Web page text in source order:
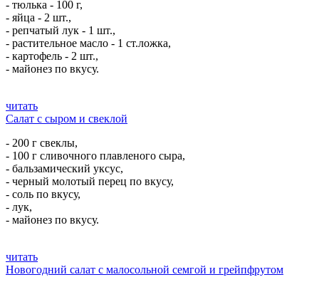
- тюлька - 100 г,
- яйца - 2 шт.,
- репчатый лук - 1 шт.,
- растительное масло - 1 ст.ложка,
- картофель - 2 шт.,
- майонез по вкусу.
читать
Салат с сыром и свеклой
- 200 г свеклы,
- 100 г сливочного плавленого сыра,
- бальзамический уксус,
- черный молотый перец по вкусу,
- соль по вкусу,
- лук,
- майонез по вкусу.
читать
Новогодний салат с малосольной семгой и грейпфрутом